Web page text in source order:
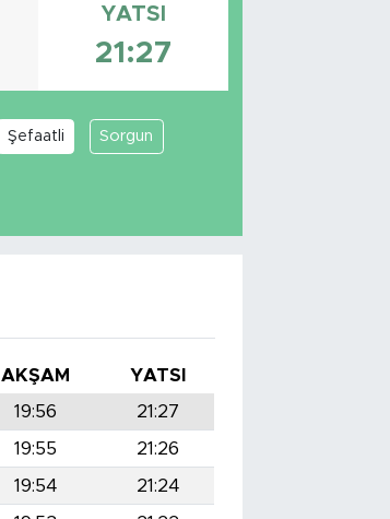
YATSI
21:27
Şefaatli Sorgun
AKŞAM
YATSI
19:56
21:27
19:55
21:26
19:54
21:24